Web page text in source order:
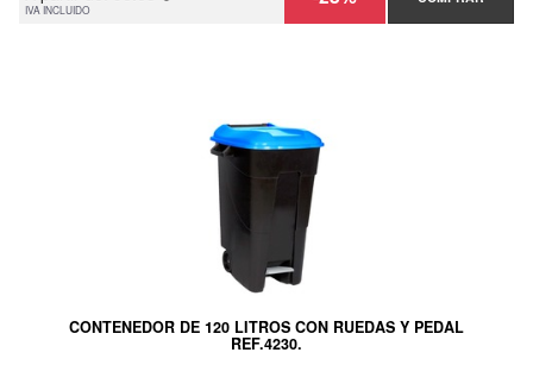
IVA INCLUIDO
CONTENEDOR DE 120 LITROS CON RUEDAS Y PEDAL
REF.4230.